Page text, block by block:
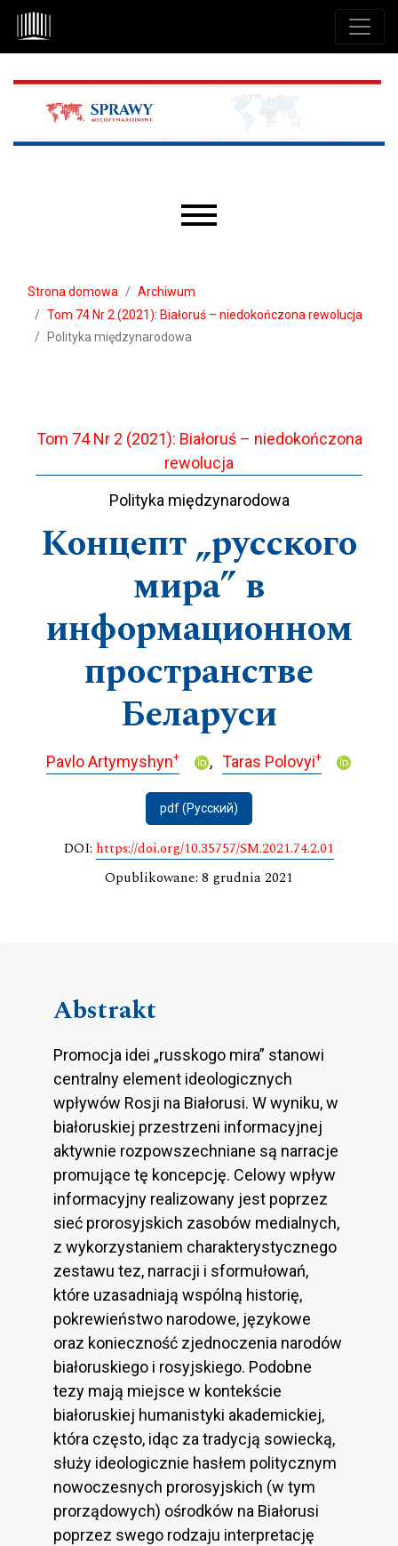
Przejdź do głównego menu
Przejdź do sekcji głównej
Przejdź do stopki
Strona domowa
Archiwum
Tom 74 Nr 2 (2021): Białoruś – niedokończona rewolucja
Polityka międzynarodowa
Tom 74 Nr 2 (2021): Białoruś – niedokończona
rewolucja
Polityka międzynarodowa
Концепт „русского
мира” в
информационном
пространстве
Беларуси
Pavlo Artymyshyn+ Taras Polovyi+
pdf (Русский)
DOI: https://doi.org/10.35757/SM.2021.74.2.01
Opublikowane: 8 grudnia 2021
Abstrakt
Promocja idei „russkogo mira” stanowi
centralny element ideologicznych
wpływów Rosji na Białorusi. W wyniku, w
białoruskiej przestrzeni informacyjnej
aktywnie rozpowszechniane są narracje
promujące tę koncepcję. Celowy wpływ
informacyjny realizowany jest poprzez
sieć prorosyjskich zasobów medialnych,
z wykorzystaniem charakterystycznego
zestawu tez, narracji i sformułowań,
które uzasadniają wspólną historię,
pokrewieństwo narodowe, językowe
oraz konieczność zjednoczenia narodów
białoruskiego i rosyjskiego. Podobne
tezy mają miejsce w kontekście
białoruskiej humanistyki akademickiej,
która często, idąc za tradycją sowiecką,
służy ideologicznie hasłem politycznym
nowoczesnych prorosyjskich (w tym
prorządowych) ośrodków na Białorusi
poprzez swego rodzaju interpretację